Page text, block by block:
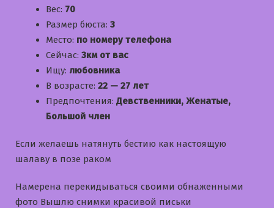
Вес: 70
Размер бюста: 3
Место: по номеру телефона
Сейчас: 3км от вас
Ищу: любовника
В возрасте: 22 — 27 лет
Предпочтения: Девственники, Женатые,
Большой член
Если желаешь натянуть бестию как настоящую
шалаву в позе раком
Намерена перекидываться своими обнаженными
фото Вышлю снимки красивой письки